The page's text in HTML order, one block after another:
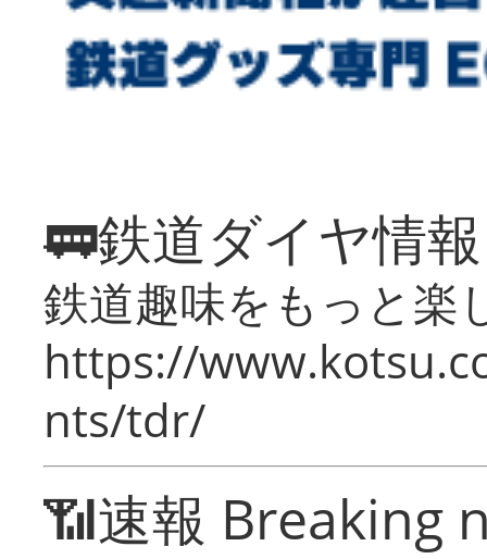
🚃鉄道ダイヤ情
鉄道趣味をもっと楽
https://
nts/tdr/
📶速報 Breaking